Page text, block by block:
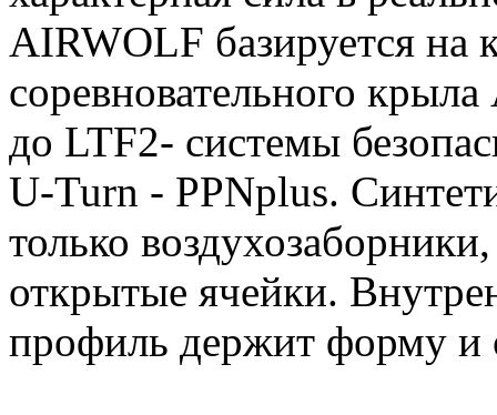
AIRWOLF базируется на
соревновательного
до LTF2- системы
U-Turn - PPNplus.
только
открытые ячейки.
профиль держит форму и